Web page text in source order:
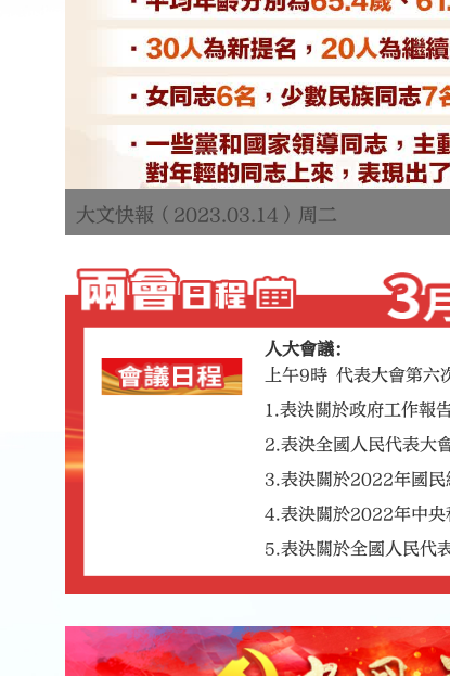
李強總理：香港澳門的作用和地位 只會加
人大會議：
上午9時 代表大會第六
1.表決關於政府工作報
2.表決全國人民代表大
3.表決關於2022年國民
4.表決關於2022年中央
5.表決關於全國人民代
8.中華人民共和國主席